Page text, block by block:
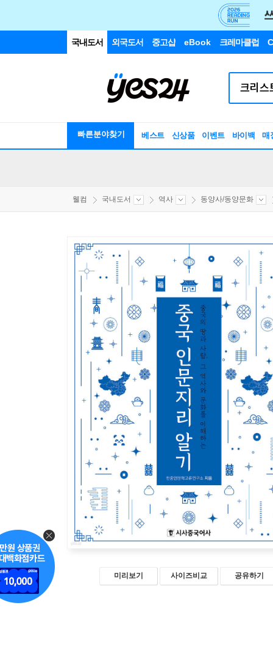
국내도서 외국도서 중고샵 eBook 크레마클럽
빠른분야찾기 베스트 신상품 이벤트 바이백 매
웰컴 국내도서 역사 동양사/동양문화
미리보기 사이즈비교 공유하기